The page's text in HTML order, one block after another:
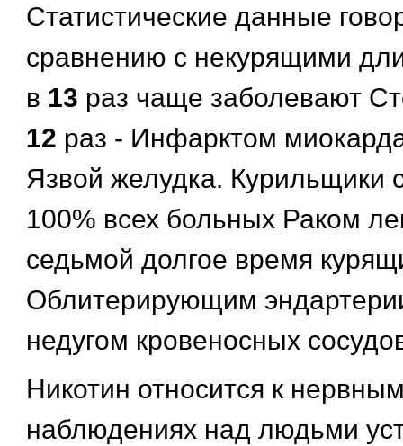
Статистические данные
сравнению с некурящими
в 13 раз чаще заболевают
12 раз - Инфарктом
Язвой желудка. Курильщики
100% всех больных Раком
седьмой долгое время
Облитерирующим
недугом кровеносных
Никотин относится к
наблюдениях над людьми